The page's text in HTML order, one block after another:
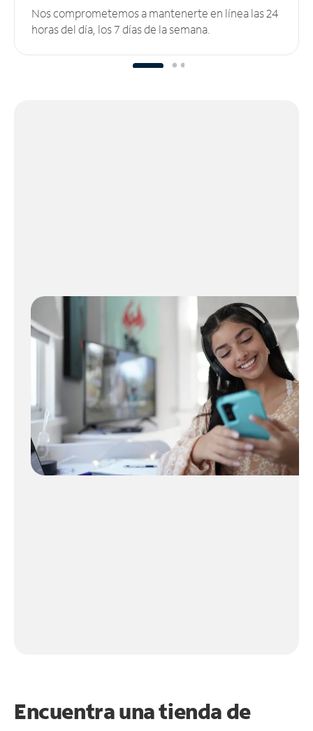
Nos comprometemos a mantenerte en línea las 24
horas del día, los 7 días de la semana.
Encuentra una tienda de